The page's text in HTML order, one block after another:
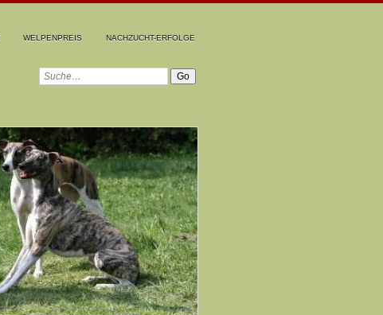
WELPENPREIS NACHZUCHT-ERFOLGE